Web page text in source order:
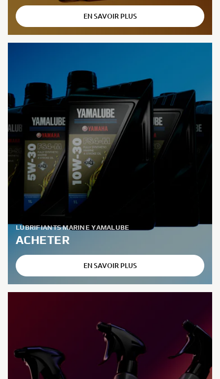
EN SAVOIR PLUS
LUBRIFIANTS MARINE YAMALUBE
ACHETER
EN SAVOIR PLUS